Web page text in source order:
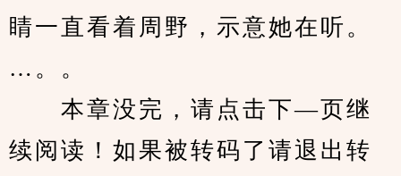
睛一直看着周野，示意她在听。
…。。
本章没完，请点击下—页继
续阅读！如果被转码了请退出转